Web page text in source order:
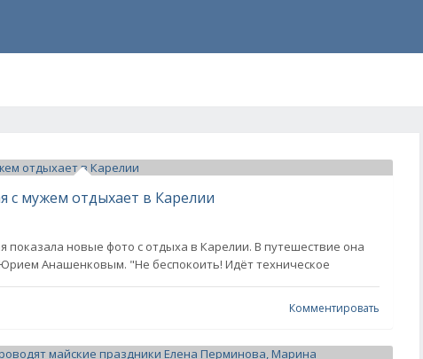
с мужем отдыхает в Карелии
показала новые фото с отдыха в Карелии. В путешествие она
Анашенковым. "Не беспокоить! Идёт техническое
Комментировать